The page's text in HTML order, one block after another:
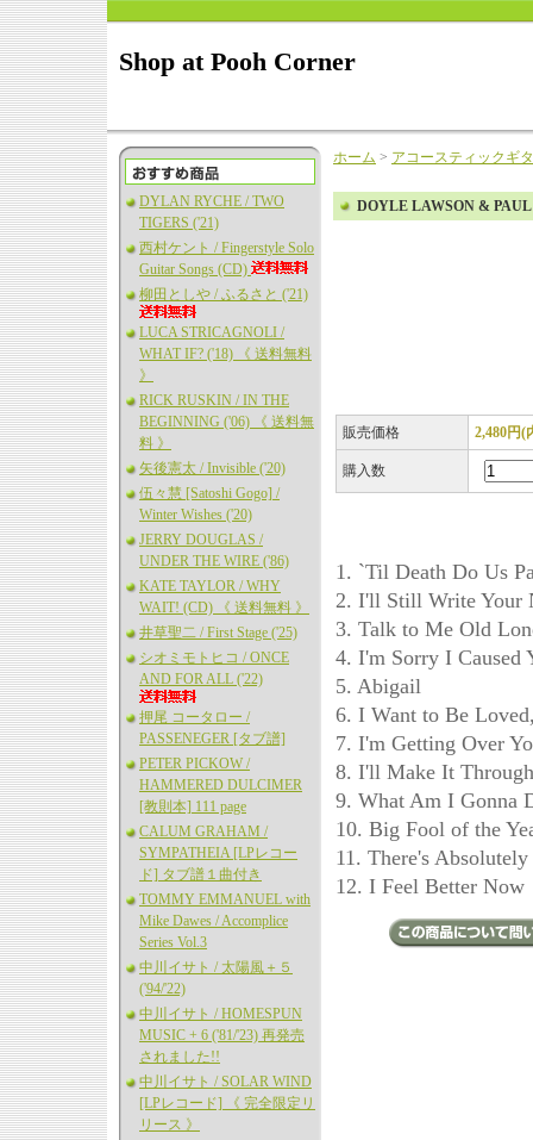
Shop at Pooh Corner
DYLAN RYCHE / TWO
TIGERS ('21)
西村ケント / Fingerstyle Solo
Guitar Songs (CD)
柳田としや / ふるさと ('21)
LUCA STRICAGNOLI /
WHAT IF? ('18) 《 送料無料
》
RICK RUSKIN / IN THE
BEGINNING ('06) 《 送料無
料 》
矢後憲太 / Invisible ('20)
伍々慧 [Satoshi Gogo] /
Winter Wishes ('20)
JERRY DOUGLAS /
UNDER THE WIRE ('86)
KATE TAYLOR / WHY
WAIT! (CD) 《 送料無料 》
井草聖二 / First Stage ('25)
シオミモトヒコ / ONCE
AND FOR ALL ('22)
押尾 コータロー /
PASSENEGER [タブ譜]
PETER PICKOW /
HAMMERED DULCIMER
[教則本] 111 page
CALUM GRAHAM /
SYMPATHEIA [LPレコー
ド] タブ譜１曲付き
TOMMY EMMANUEL with
Mike Dawes / Accomplice
Series Vol.3
中川イサト / 太陽風＋５
('94/'22)
中川イサト / HOMESPUN
MUSIC + 6 ('81/'23) 再発売
されました!!
中川イサト / SOLAR WIND
[LPレコード] 《 完全限定リ
リース 》
ホーム > アコースティックギ
DOYLE LAWSON &
販売価格 2,480円(
購入数
1. `Til Death Do Us
2. I'll Still Write Your
3. Talk to Me Old
4. I'm Sorry I Caused
5. Abigail
6. I Want to Be
7. I'm Getting Over
8. I'll Make It Through
9. What Am I Gonna
10. Big Fool of the
11. There's
12. I Feel Better Now